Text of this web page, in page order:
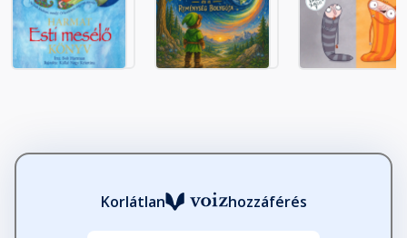
Korlátlan hozzáférés